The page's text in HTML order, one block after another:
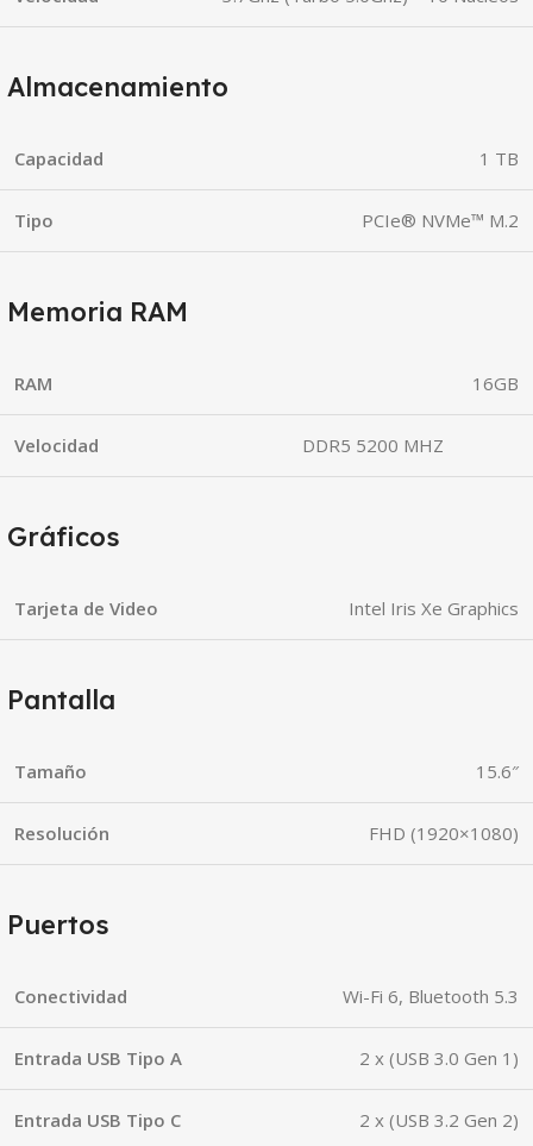
Almacenamiento
Capacidad 1 TB
Tipo PCIe® NVMe™ M.2
Memoria RAM
RAM 16GB
Velocidad DDR5 5200 MHZ
Gráficos
Tarjeta de Video Intel Iris Xe Graphics
Pantalla
Tamaño 15.6″
Resolución FHD (1920×1080)
Puertos
Conectividad Wi-Fi 6, Bluetooth 5.3
Entrada USB Tipo A 2 x (USB 3.0 Gen 1)
Entrada USB Tipo C 2 x (USB 3.2 Gen 2)